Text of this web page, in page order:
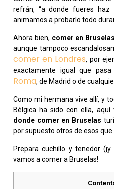
refrán, “a donde fueres haz
animamos a probarlo todo
Ahora bien, comer en
aunque tampoco
comer en Londres, por
exactamente igual que
Roma, de Madrid o de
Como mi hermana vive allí, y
Bélgica ha sido con ella,
donde comer en Bruselas
por supuesto otros de esos que
Prepara cuchillo y tenedor (¡y
vamos a comer a Bruselas!